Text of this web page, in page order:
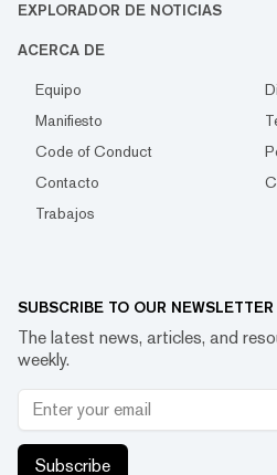
EXPLORADOR DE NOTICIAS
ACERCA DE
Equipo
Manifiesto
Code of Conduct
Contacto
Trabajos
SUBSCRIBE TO OUR NEWSLETTER
The latest news, articles, and
weekly.
Subscribe